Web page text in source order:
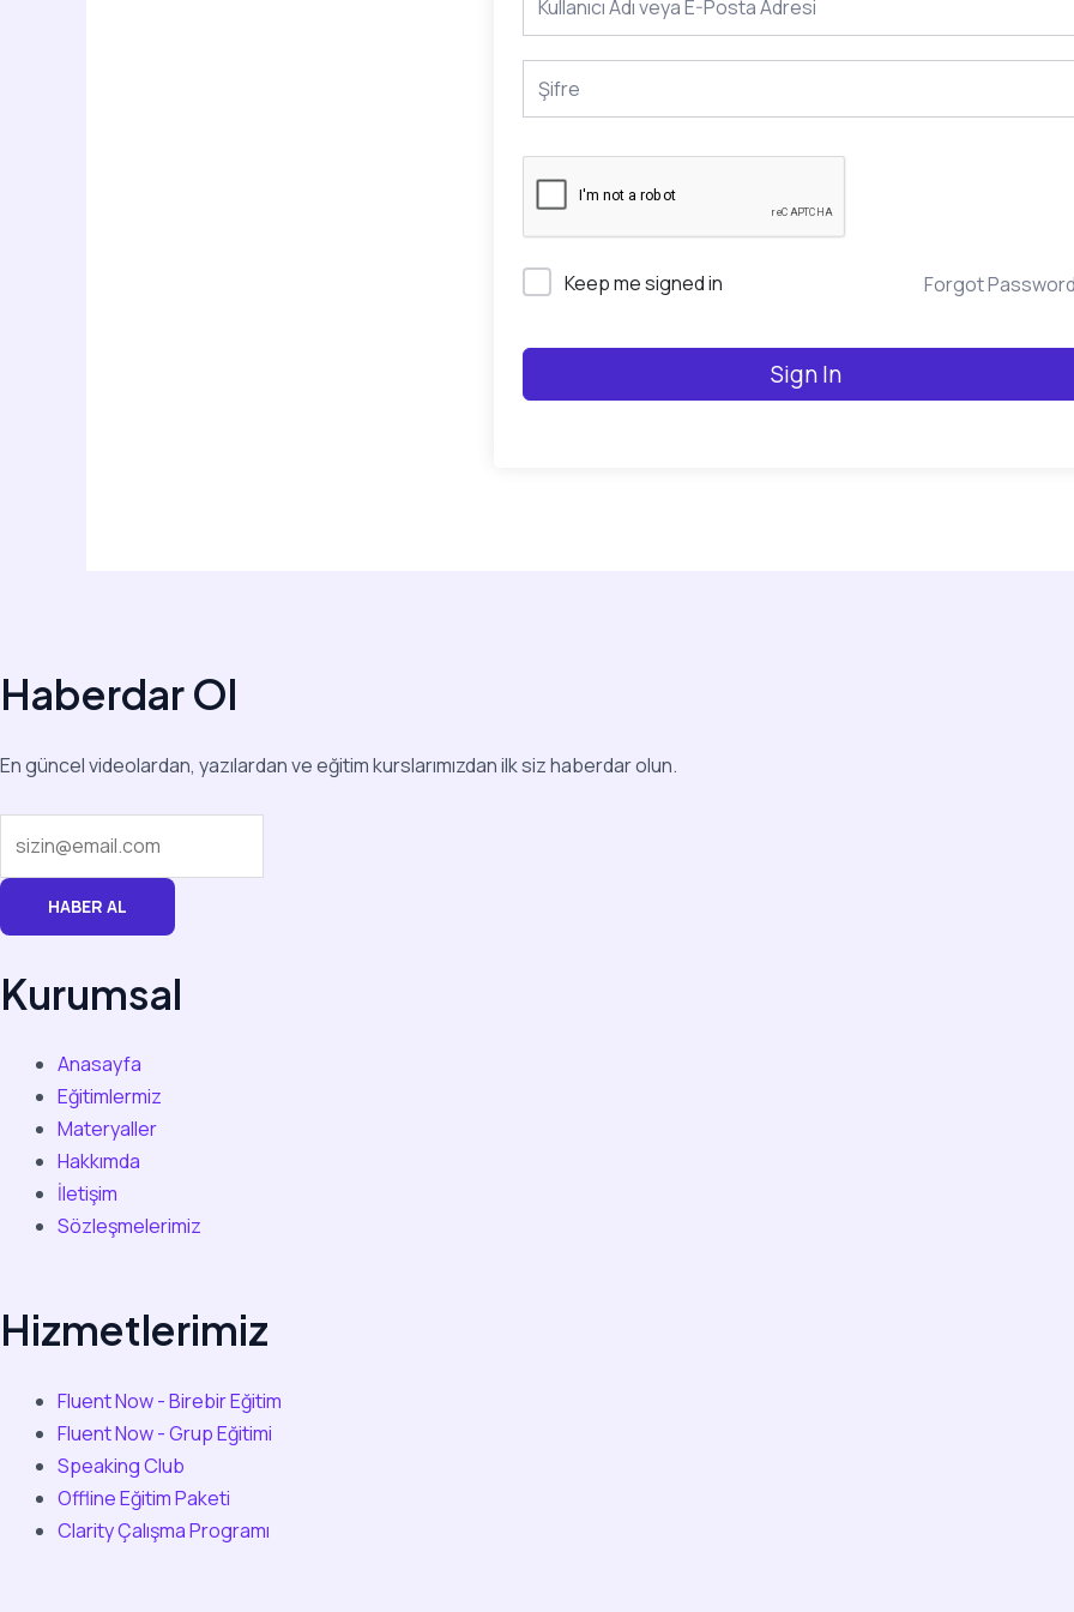
Keep me signed in Forgot
Sign In
Haberdar Ol
En güncel videolardan, yazılardan ve eğitim kurslarımızdan ilk siz haberdar olun.
HABER AL
Kurumsal
Anasayfa
Eğitimlermiz
Materyaller
Hakkımda
İletişim
Sözleşmelerimiz
Hizmetlerimiz
Fluent Now - Birebir Eğitim
Fluent Now - Grup Eğitimi
Speaking Club
Offline Eğitim Paketi
Clarity Çalışma Programı